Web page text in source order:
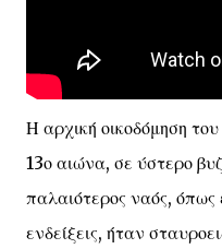
Η αρχική οικοδόμηση
13ο αιώνα, σε ύστερο
παλαιότερος ναός, όπως
ενδείξεις, ήταν